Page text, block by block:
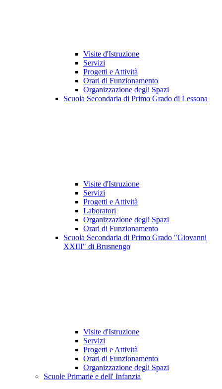
Visite d'Istruzione
Servizi
Progetti e Attività
Orari di Funzionamento
Organizzazione degli Spazi
Scuola Secondaria di Primo Grado di Lessona
Visite d'Istruzione
Servizi
Progetti e Attività
Laboratori
Organizzazione degli Spazi
Orari di Funzionamento
Scuola Secondaria di Primo Grado "Giovanni
XXIII" di Brusnengo
Visite d'Istruzione
Servizi
Progetti e Attività
Orari di Funzionamento
Organizzazione degli Spazi
Scuole Primarie e dell' Infanzia